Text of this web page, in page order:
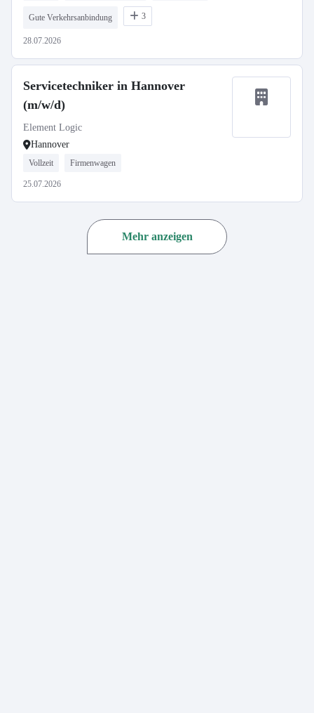
Gute Verkehrsanbindung 3
28.07.2026
Servicetechniker in Hannover
(m/w/d)
Element Logic
Hannover
Vollzeit Firmenwagen
25.07.2026
Mehr anzeigen